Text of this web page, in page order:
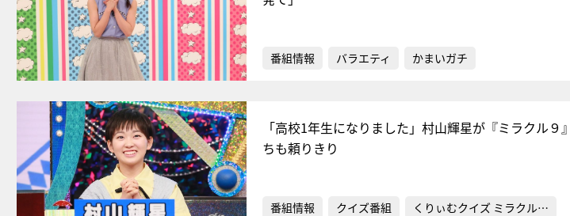
番組情報 バラエティ かまいガチ
「高校1年生になりました」村山輝星が『ミラクル
ちも頼りきり
番組情報 クイズ番組 くりぃむクイズ ミラクル…